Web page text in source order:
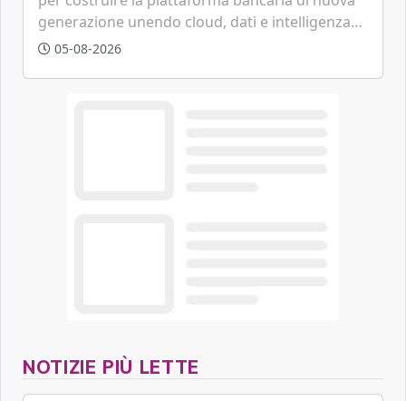
generazione unendo cloud, dati e intelligenza
artificiale.
05-08-2026
NOTIZIE PIÙ LETTE